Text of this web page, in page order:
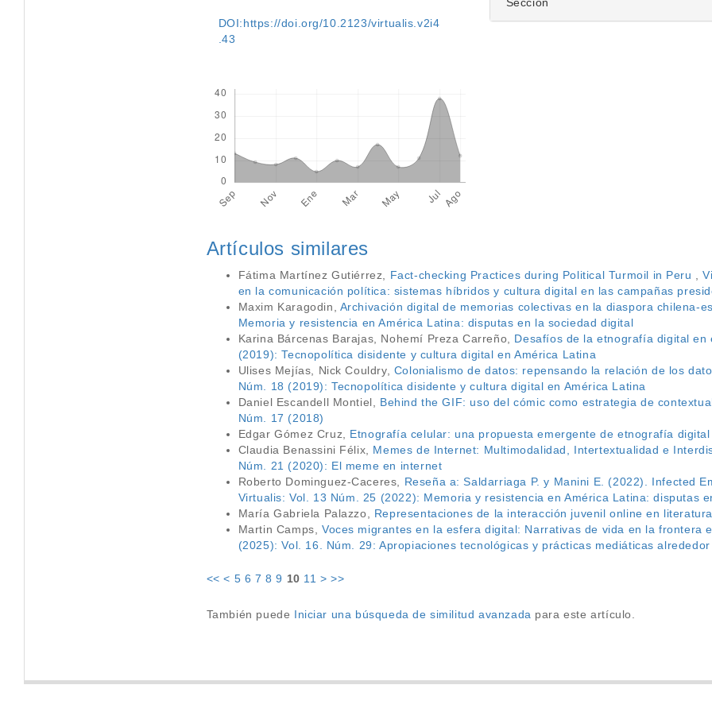
DOI:https://doi.org/10.2123/virtualis.v2i4
.43
Artículos similares
Fátima Martínez Gutiérrez, Fact-checking Practices during Political Turmoil in Peru ,
en la comunicación política: sistemas híbridos y cultura digital en las campañas
Maxim Karagodin, Archivación digital de memorias colectivas en la diaspora chilena-
Memoria y resistencia en América Latina: disputas en la sociedad digital
Karina Bárcenas Barajas, Nohemí Preza Carreño, Desafíos de la etnografía digital
(2019): Tecnopolítica disidente y cultura digital en América Latina
Ulises Mejías, Nick Couldry, Colonialismo de datos: repensando la relación de los
Núm. 18 (2019): Tecnopolítica disidente y cultura digital en América Latina
Daniel Escandell Montiel, Behind the GIF: uso del cómic como estrategia de
Núm. 17 (2018)
Edgar Gómez Cruz, Etnografía celular: una propuesta emergente de etnografía
Claudia Benassini Félix, Memes de Internet: Multimodalidad, Intertextualidad e
Núm. 21 (2020): El meme en internet
Roberto Dominguez-Caceres, Reseña a: Saldarriaga P. y Manini E. (2022). Infected
Virtualis: Vol. 13 Núm. 25 (2022): Memoria y resistencia en América Latina: disputas
María Gabriela Palazzo, Representaciones de la interacción juvenil online en
Martin Camps, Voces migrantes en la esfera digital: Narrativas de vida en la frontera
(2025): Vol. 16. Núm. 29: Apropiaciones tecnológicas y prácticas mediáticas
<< < 5 6 7 8 9 10 11 > >>
También puede Iniciar una búsqueda de similitud avanzada para este artículo.